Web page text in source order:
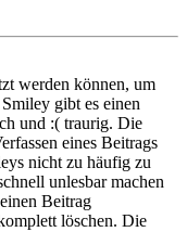
werden können, um
gibt es einen
und :( traurig. Die
eines Beitrags
nicht zu häufig zu
unlesbar machen
Beitrag
löschen. Die